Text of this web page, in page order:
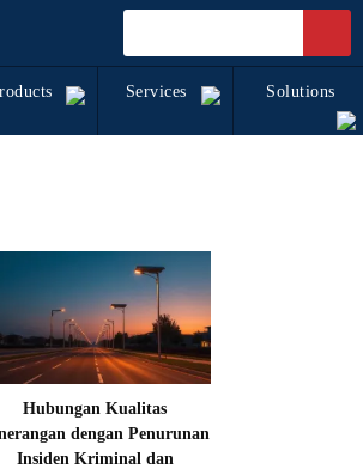
Services Solutions
Hubungan Kualitas
dengan Penurunan
Insiden Kriminal dan